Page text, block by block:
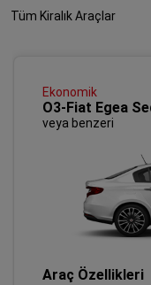
Tüm Kiralık Araçlar
Ekonomik
O3-Fiat Egea
veya benzeri
Araç Özellikleri